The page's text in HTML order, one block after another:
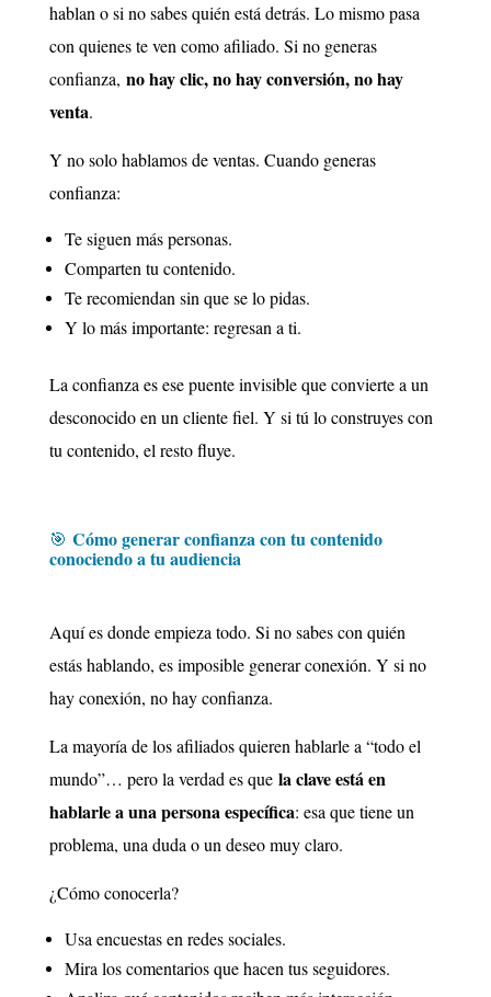
hablan o si no sabes quién está detrás. Lo mismo pasa
con quienes te ven como afiliado. Si no generas
confianza, no hay clic, no hay conversión, no hay
venta.
Y no solo hablamos de ventas. Cuando generas
confianza:
Te siguen más personas.
Comparten tu contenido.
Te recomiendan sin que se lo pidas.
Y lo más importante: regresan a ti.
La confianza es ese puente invisible que convierte a un
desconocido en un cliente fiel. Y si tú lo construyes con
tu contenido, el resto fluye.
🎯 Cómo generar confianza con tu contenido
conociendo a tu audiencia
Aquí es donde empieza todo. Si no sabes con quién
estás hablando, es imposible generar conexión. Y si no
hay conexión, no hay confianza.
La mayoría de los afiliados quieren hablarle a “todo el
mundo”… pero la verdad es que la clave está en
hablarle a una persona específica: esa que tiene un
problema, una duda o un deseo muy claro.
¿Cómo conocerla?
Usa encuestas en redes sociales.
Mira los comentarios que hacen tus seguidores.